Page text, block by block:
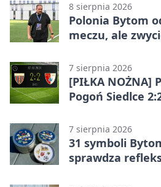
8 sierpnia 2026
Polonia Bytom
meczu, ale
7 sierpnia 2026
[PIŁKA NOŻNA]
Pogoń Siedlce
ale stracili
7 sierpnia 2026
31 symboli
sprawdza